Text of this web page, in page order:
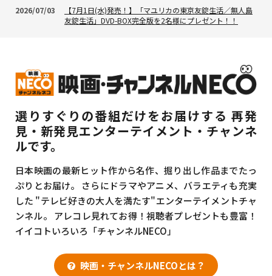
2026/07/03
【7月1日(水)発売！】「マユリカの東京友錠生活／無人島
友錠生活」DVD-BOX完全版を2名様にプレゼント！！
選りすぐりの番組だけをお届けする 再発
見・新発見エンターテイメント・チャンネ
ルです。
日本映画の最新ヒット作から名作、掘り出し作品までたっ
ぷりとお届け。
さらにドラマやアニメ、バラエティも充実
した "テレビ好きの大人を満たす"エンターテイメントチャ
ンネル。
アレコレ見れてお得！視聴者プレゼントも豊富！
イイコトいろいろ「チャンネルNECO」
映画・チャンネルNECOとは？